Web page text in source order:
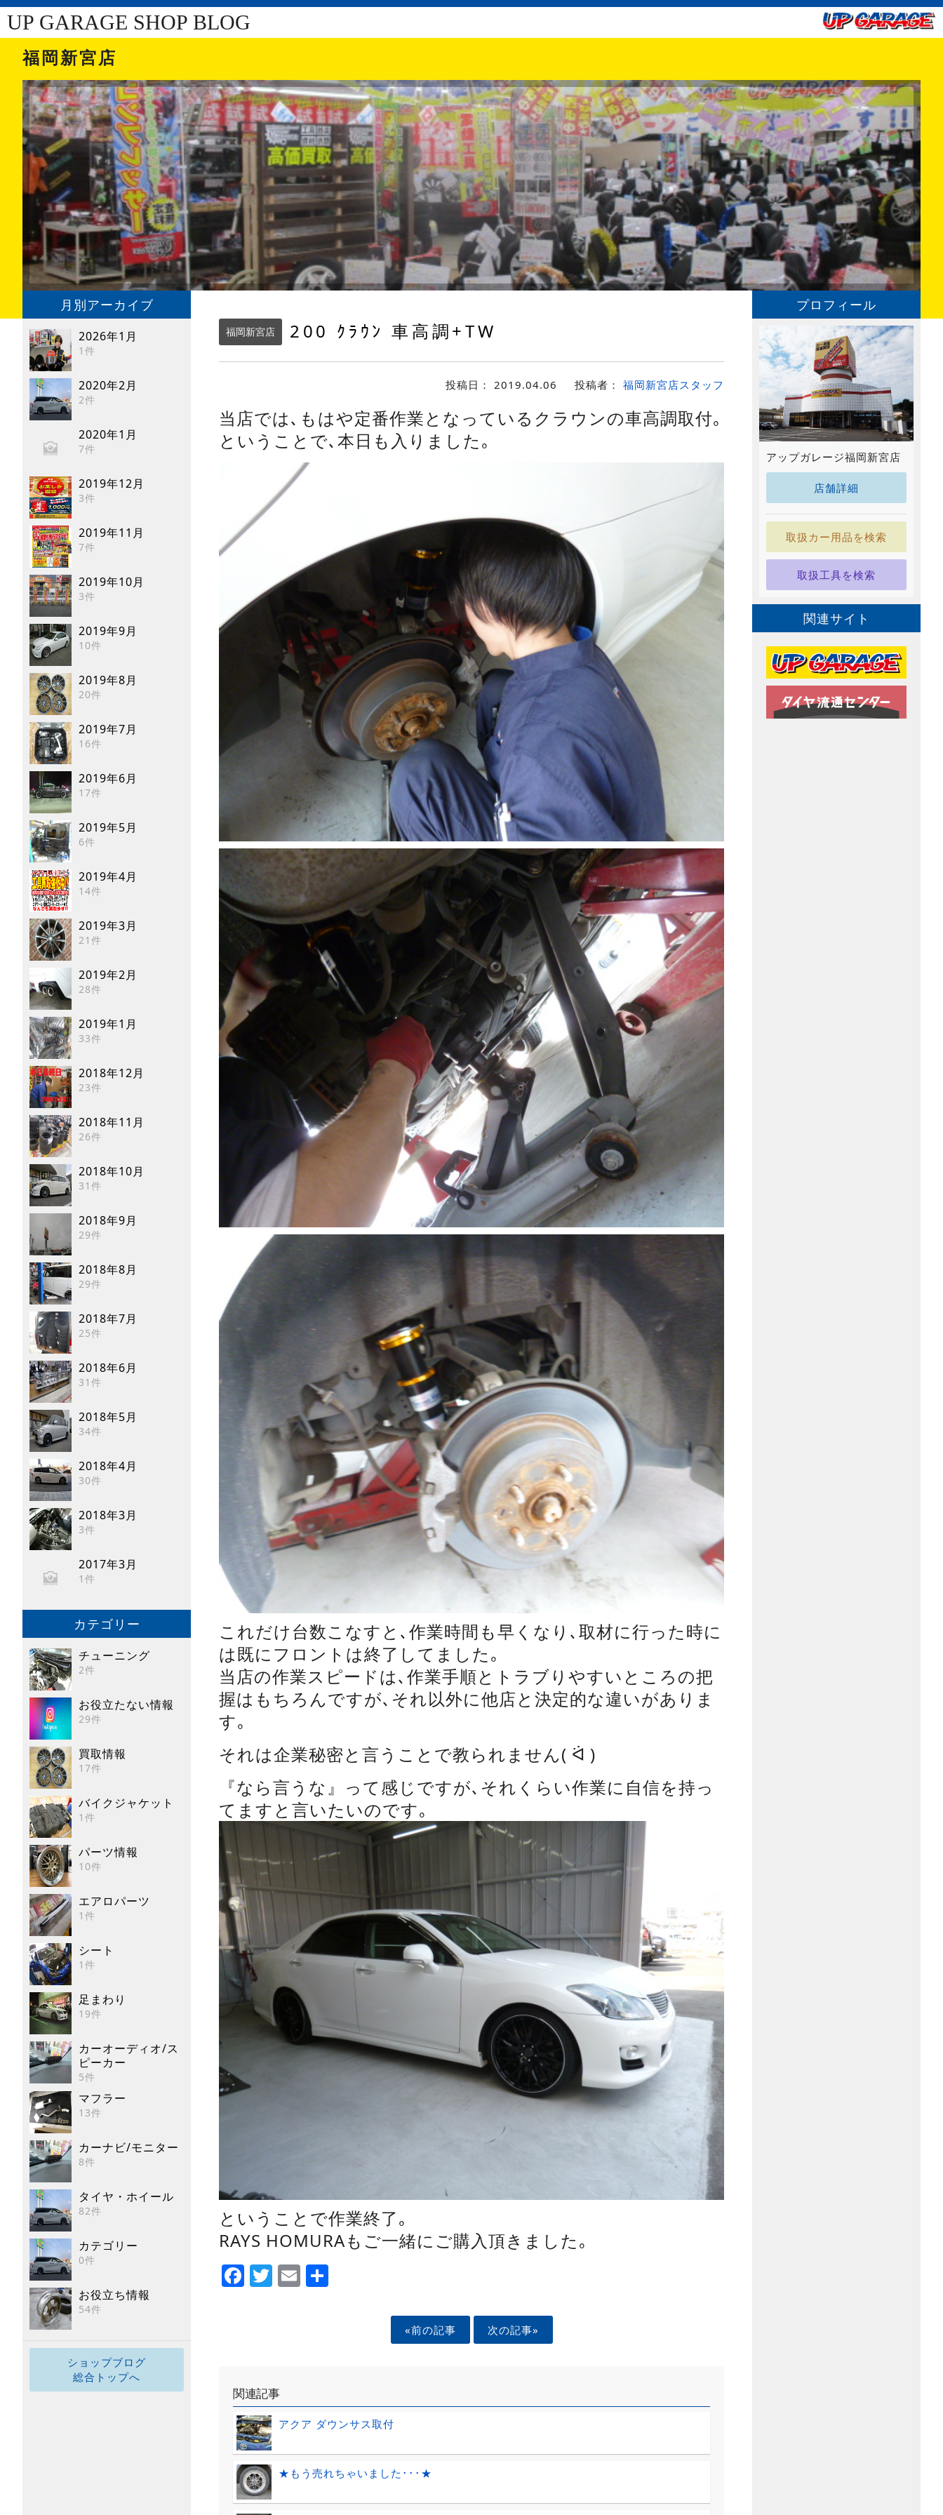
UP GARAGE SHOP BLOG
福岡新宮店
月別アーカイブ
2026年1月
1件
2020年2月
2件
2020年1月
7件
2019年12月
3件
2019年11月
7件
2019年10月
3件
2019年9月
10件
2019年8月
20件
2019年7月
16件
2019年6月
17件
2019年5月
6件
2019年4月
14件
2019年3月
21件
2019年2月
28件
2019年1月
33件
2018年12月
23件
2018年11月
26件
2018年10月
31件
2018年9月
29件
2018年8月
29件
2018年7月
25件
2018年6月
31件
2018年5月
34件
2018年4月
30件
2018年3月
3件
2017年3月
1件
カテゴリー
チューニング
2件
お役立たない情報
29件
買取情報
17件
バイクジャケット
1件
パーツ情報
10件
エアロパーツ
1件
シート
1件
足まわり
19件
カーオーディオ/ス
ピーカー
5件
マフラー
13件
カーナビ/モニター
8件
タイヤ・ホイール
82件
カテゴリー
0件
お役立ち情報
54件
ショップブログ
総合トップへ
福岡新宮店 200 ｸﾗｳﾝ 車高調+TW
投稿日： 2019.04.06 投稿者： 福岡新宮店スタッフ
当店では､もはや定番作業となっているクラウンの車高調取付｡
ということで､本日も入りました｡
これだけ台数こなすと､作業時間も早くなり､取材に行った時に
は既にフロントは終了してました｡
当店の作業スピードは､作業手順とトラブりやすいところの把
握はもちろんですが､それ以外に他店と決定的な違いがありま
す｡
それは企業秘密と言うことで教られません( ᐛ )
『なら言うな』って感じですが､それくらい作業に自信を持っ
てますと言いたいのです｡
ということで作業終了｡
RAYS HOMURAもご一緒にご購入頂きました｡
Facebook
Twitter
Email
«前の記事 次の記事»
関連記事
アクア ダウンサス取付
★もう売れちゃいました･･･★
プロフィール
アップガレージ福岡新宮店
店舗詳細
取扱カー用品を検索
取扱工具を検索
関連サイト